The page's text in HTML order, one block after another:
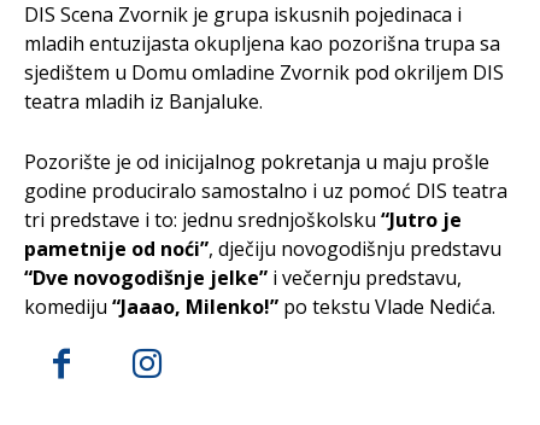
DIS Scena Zvornik je grupa iskusnih pojedinaca i
mladih entuzijasta okupljena kao pozorišna trupa sa
sjedištem u Domu omladine Zvornik pod okriljem DIS
teatra mladih iz Banjaluke.
Pozorište je od inicijalnog pokretanja u maju prošle
godine produciralo samostalno i uz pomoć DIS teatra
tri predstave i to: jednu srednjoškolsku “Jutro je
pametnije od noći”, dječiju novogodišnju predstavu
“Dve novogodišnje jelke” i večernju predstavu,
komediju “Jaaao, Milenko!” po tekstu Vlade Nedića.